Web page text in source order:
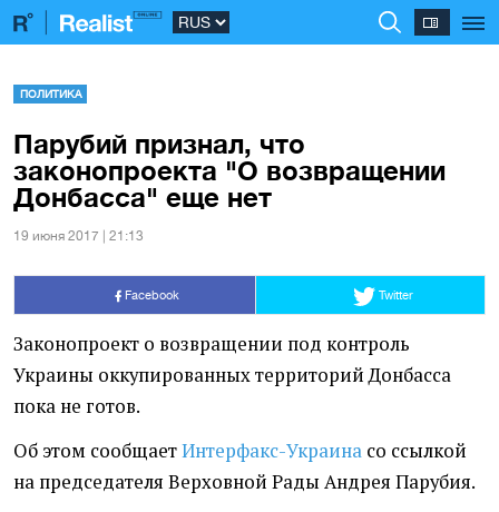
ПОЛИТИКА
Парубий признал, что
законопроекта "О возвращении
Донбасса" еще нет
19 июня 2017 | 21:13
Facebook Twitter
Законопроект о возвращении под контроль
Украины оккупированных территорий Донбасса
пока не готов.
Об этом сообщаетИнтерфакс-Украина со ссылкой
на председателя Верховной Рады Андрея Парубия.